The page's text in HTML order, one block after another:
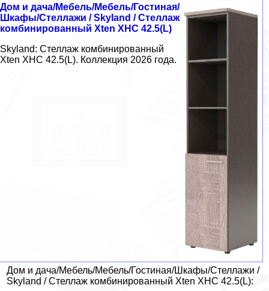
Дом и дача/Мебель/Мебель/Гостиная/
Шкафы/Стеллажи / Skyland / Стеллаж
комбинированный Xten XHC 42.5(L)
Skyland: Стеллаж комбинированный
Xten XHC 42.5(L). Коллекция 2026 года.
Дом и дача/Мебель/Мебель/Гостиная/Шкафы/Стеллажи /
Skyland / Стеллаж комбинированный Xten XHC 42.5(L):